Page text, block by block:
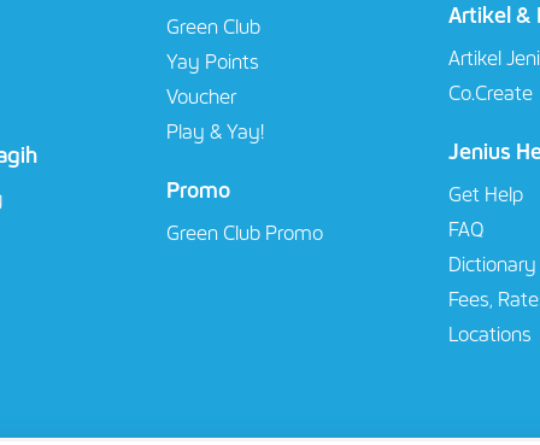
Green Club
Yay Points
Voucher
Play & Yay!
Promo
Green Club Promo
Artikel &
Artikel
Co.Create
Jenius
Get Help
FAQ
Dictionary
Fees,
Locations